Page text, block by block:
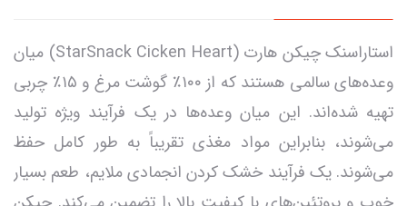
استاراسنک چیکن هارت (StarSnack Cicken Heart) میان
وعده‌های سالمی هستند که از ۱۰۰٪ گوشت مرغ و ۱۵٪ چربی
تهیه شده‌اند. این میان وعده‌ها در یک فرآیند ویژه تولید
می‌شوند، بنابراین مواد مغذی تقریباً به طور کامل حفظ
می‌شوند. یک فرآیند خشک کردن انجمادی ملایم، طعم بسیار